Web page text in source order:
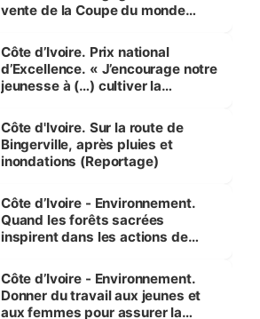
vente de la Coupe du monde
Côte d’Ivoire. Prix national
d’Excellence. « J’encourage notre
jeunesse à (…) cultiver la
(Alassane Ouattara
Côte d'Ivoire. Sur la route de
Bingerville, après pluies et
inondations (Reportage)
Côte d’Ivoire - Environnement.
Quand les forêts sacrées
inspirent dans les actions de
Côte d’Ivoire - Environnement.
Donner du travail aux jeunes et
aux femmes pour assurer la